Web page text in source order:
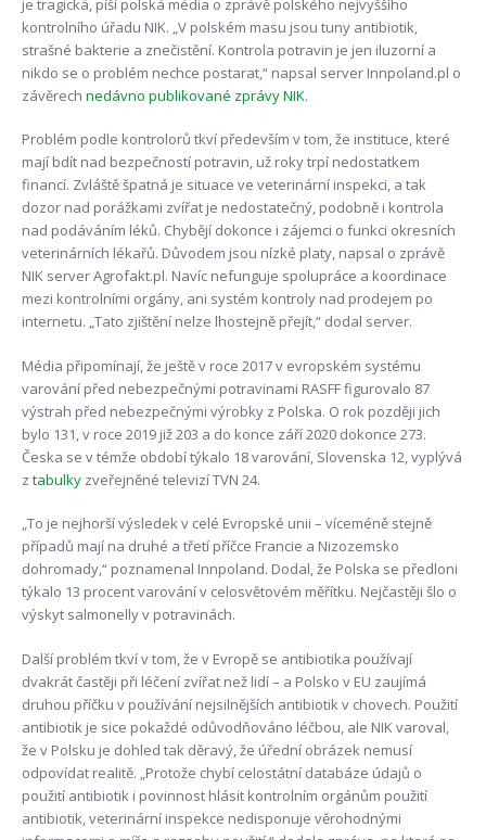
je tragická, píší polská média o zprávě polského nejvyššího
kontrolního úřadu NIK. „V polském masu jsou tuny antibiotik,
strašné bakterie a znečistění. Kontrola potravin je jen iluzorní a
nikdo se o problém nechce postarat,“ napsal server Innpoland.pl o
závěrech nedávno publikované zprávy NIK.
Problém podle kontrolorů tkví především v tom, že instituce, které
mají bdít nad bezpečností potravin, už roky trpí nedostatkem
financí. Zvláště špatná je situace ve veterinární inspekci, a tak
dozor nad porážkami zvířat je nedostatečný, podobně i kontrola
nad podáváním léků. Chybějí dokonce i zájemci o funkci okresních
veterinárních lékařů. Důvodem jsou nízké platy, napsal o zprávě
NIK server Agrofakt.pl. Navíc nefunguje spolupráce a koordinace
mezi kontrolními orgány, ani systém kontroly nad prodejem po
internetu. „Tato zjištění nelze lhostejně přejít,“ dodal server.
Média připomínají, že ještě v roce 2017 v evropském systému
varování před nebezpečnými potravinami RASFF figurovalo 87
výstrah před nebezpečnými výrobky z Polska. O rok později jich
bylo 131, v roce 2019 již 203 a do konce září 2020 dokonce 273.
Česka se v témže období týkalo 18 varování, Slovenska 12, vyplývá
z tabulkyzveřejněné televizí TVN 24.
„To je nejhorší výsledek v celé Evropské unii – víceméně stejně
případů mají na druhé a třetí příčce Francie a Nizozemsko
dohromady,“ poznamenal Innpoland. Dodal, že Polska se předloni
týkalo 13 procent varování v celosvětovém měřítku. Nejčastěji šlo o
výskyt salmonelly v potravinách.
Další problém tkví v tom, že v Evropě se antibiotika používají
dvakrát častěji při léčení zvířat než lidí – a Polsko v EU zaujímá
druhou příčku v používání nejsilnějších antibiotik v chovech. Použití
antibiotik je sice pokaždé odůvodňováno léčbou, ale NIK varoval,
že v Polsku je dohled tak děravý, že úřední obrázek nemusí
odpovídat realitě. „Protože chybí celostátní databáze údajů o
použití antibiotik i povinnost hlásit kontrolním orgánům použití
antibiotik, veterinární inspekce nedisponuje věrohodnými